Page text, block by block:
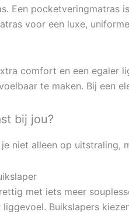
Een pocketveringmatras
voor een luxe,
comfort en een egaler
te maken. Bij een
bij jou?
niet alleen op uitstraling,
met iets meer
Buikslapers